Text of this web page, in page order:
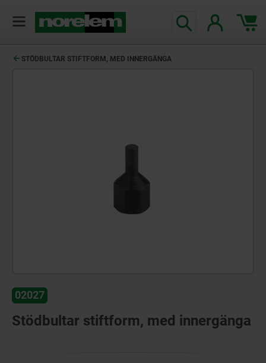
STÖDBULTAR STIFTFORM, MED INNERGÄNGA
02027
Stödbultar stiftform, med innergänga